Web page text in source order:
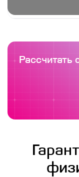
Рассчитать